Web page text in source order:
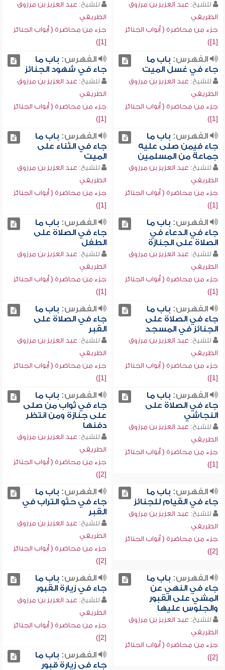
للشيخ: عبد العزيز بن مرزوق
الطريفي
جزء من محاضرة ( أبواب الجنائز
[1])
للشيخ: عبد العزيز بن مرزوق
الطريفي
جزء من محاضرة ( أبواب الجنائز
[1])
الفهرس: باب ما
جاء في غسل الميت
للشيخ: عبد العزيز بن مرزوق
الطريفي
جزء من محاضرة ( أبواب الجنائز
[1])
الفهرس: باب ما
جاء في شهود الجنائز
للشيخ: عبد العزيز بن مرزوق
الطريفي
جزء من محاضرة ( أبواب الجنائز
[1])
الفهرس: باب ما
جاء فيمن صلى عليه
جماعة من المسلمين
للشيخ: عبد العزيز بن مرزوق
الطريفي
جزء من محاضرة ( أبواب الجنائز
[1])
الفهرس: باب ما
جاء في الثناء على
الميت
للشيخ: عبد العزيز بن مرزوق
الطريفي
جزء من محاضرة ( أبواب الجنائز
[1])
الفهرس: باب ما
جاء في الدعاء في
الصلاة على الجنازة
للشيخ: عبد العزيز بن مرزوق
الطريفي
جزء من محاضرة ( أبواب الجنائز
[1])
الفهرس: باب ما
جاء في الصلاة على
الطفل
للشيخ: عبد العزيز بن مرزوق
الطريفي
جزء من محاضرة ( أبواب الجنائز
[1])
الفهرس: باب ما
جاء في الصلاة على
الجنائز في المسجد
للشيخ: عبد العزيز بن مرزوق
الطريفي
جزء من محاضرة ( أبواب الجنائز
[1])
الفهرس: باب ما
جاء في الصلاة على
القبر
للشيخ: عبد العزيز بن مرزوق
الطريفي
جزء من محاضرة ( أبواب الجنائز
[1])
الفهرس: باب ما
جاء في الصلاة على
النجاشي
للشيخ: عبد العزيز بن مرزوق
الطريفي
جزء من محاضرة ( أبواب الجنائز
[1])
الفهرس: باب ما
جاء في ثواب من صلى
على جنازة ومن انتظر
دفنها
للشيخ: عبد العزيز بن مرزوق
الطريفي
جزء من محاضرة ( أبواب الجنائز
[2])
الفهرس: باب ما
جاء في القيام للجنائز
للشيخ: عبد العزيز بن مرزوق
الطريفي
جزء من محاضرة ( أبواب الجنائز
[2])
الفهرس: باب ما
جاء في حثو التراب في
القبر
للشيخ: عبد العزيز بن مرزوق
الطريفي
جزء من محاضرة ( أبواب الجنائز
[2])
الفهرس: باب ما
جاء في النهي عن
المشي على القبور
والجلوس عليها
للشيخ: عبد العزيز بن مرزوق
الطريفي
جزء من محاضرة ( أبواب الجنائز
[2])
الفهرس: باب ما
جاء في زيارة القبور
للشيخ: عبد العزيز بن مرزوق
الطريفي
جزء من محاضرة ( أبواب الجنائز
[2])
الفهرس: باب ما
جاء في زيارة قبور